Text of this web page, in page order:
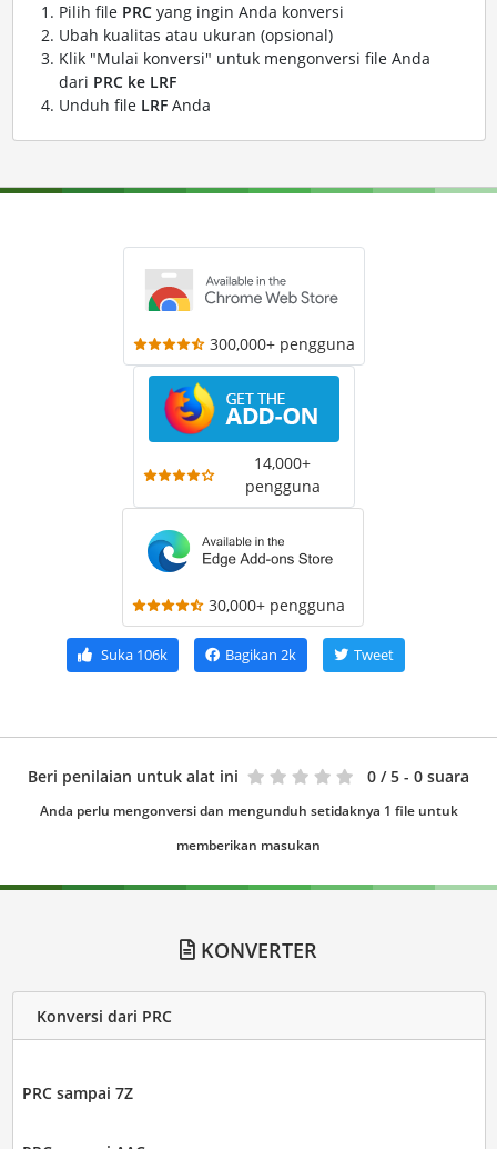
Pilih file PRCyang ingin Anda konversi
Ubah kualitas atau ukuran (opsional)
Klik "Mulai konversi" untuk mengonversi file Anda
dari PRC ke LRF
Unduh file LRFAnda
300,000+ pengguna
14,000+
pengguna
30,000+ pengguna
Suka106k Bagikan 2k Tweet
Beri penilaian untuk alat ini 0 / 5 - 0 suara
Anda perlu mengonversi dan mengunduh setidaknya 1 file untuk
memberikan masukan
KONVERTER
Konversi dari PRC
PRC sampai 7Z